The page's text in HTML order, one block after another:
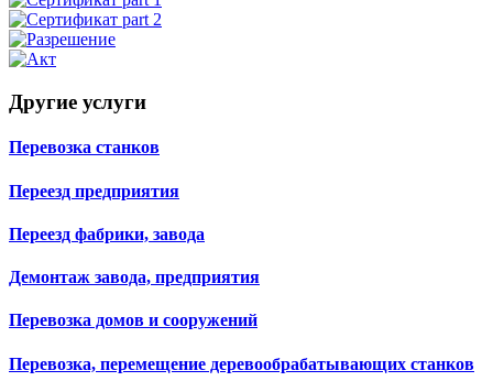
Другие услуги
Перевозка станков
Переезд предприятия
Переезд фабрики, завода
Демонтаж завода, предприятия
Перевозка домов и сооружений
Перевозка, перемещение деревообрабатывающих станков